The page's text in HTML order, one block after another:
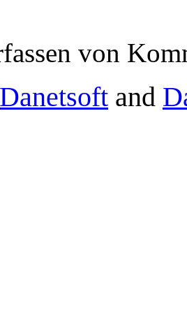
von
Danetsoft and